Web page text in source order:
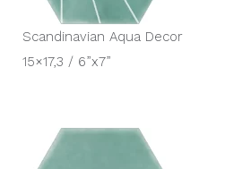
Scandinavian Aqua Decor
15×17,3 / 6”x7”